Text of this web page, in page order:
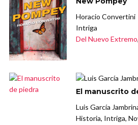
Horacio Convertini
Intriga
Del Nuevo Extremo
El manuscrito
Luis García
Historia, Intriga,